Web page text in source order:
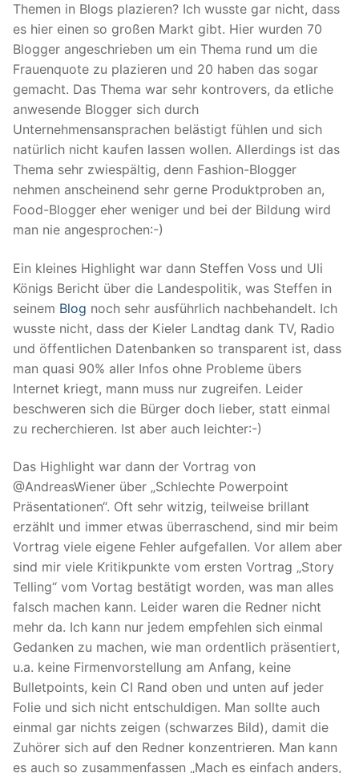
Themen in Blogs plazieren? Ich wusste gar nicht, dass
es hier einen so großen Markt gibt. Hier wurden 70
Blogger angeschrieben um ein Thema rund um die
Frauenquote zu plazieren und 20 haben das sogar
gemacht. Das Thema war sehr kontrovers, da etliche
anwesende Blogger sich durch
Unternehmensansprachen belästigt fühlen und sich
natürlich nicht kaufen lassen wollen. Allerdings ist das
Thema sehr zwiespältig, denn Fashion-Blogger
nehmen anscheinend sehr gerne Produktproben an,
Food-Blogger eher weniger und bei der Bildung wird
man nie angesprochen:-)
Ein kleines Highlight war dann Steffen Voss und Uli
Königs Bericht über die Landespolitik, was Steffen in
seinem Blog noch sehr ausführlich nachbehandelt. Ich
wusste nicht, dass der Kieler Landtag dank TV, Radio
und öffentlichen Datenbanken so transparent ist, dass
man quasi 90% aller Infos ohne Probleme übers
Internet kriegt, mann muss nur zugreifen. Leider
beschweren sich die Bürger doch lieber, statt einmal
zu recherchieren. Ist aber auch leichter:-)
Das Highlight war dann der Vortrag von
@AndreasWiener über „Schlechte Powerpoint
Präsentationen“. Oft sehr witzig, teilweise brillant
erzählt und immer etwas überraschend, sind mir beim
Vortrag viele eigene Fehler aufgefallen. Vor allem aber
sind mir viele Kritikpunkte vom ersten Vortrag „Story
Telling“ vom Vortag bestätigt worden, was man alles
falsch machen kann. Leider waren die Redner nicht
mehr da. Ich kann nur jedem empfehlen sich einmal
Gedanken zu machen, wie man ordentlich präsentiert,
u.a. keine Firmenvorstellung am Anfang, keine
Bulletpoints, kein CI Rand oben und unten auf jeder
Folie und sich nicht entschuldigen. Man sollte auch
einmal gar nichts zeigen (schwarzes Bild), damit die
Zuhörer sich auf den Redner konzentrieren. Man kann
es auch so zusammenfassen „Mach es einfach anders,